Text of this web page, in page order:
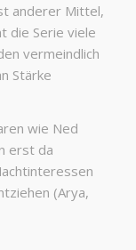
anderer Mittel,
die Serie viele
vermeindlich
Stärke
wie Ned
erst da
(Arya,